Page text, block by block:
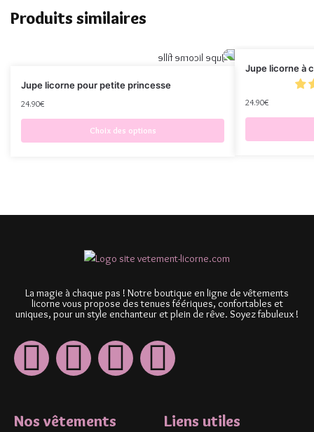
Produits similaires
Jupe licorne pour petite princesse
24.90€
Choix des options
Jupe licorne à
24.90€
La magie à chaque pas ! Notre boutique en ligne de vêtements
licorne vous propose des tenues féériques, confortables et
uniques, pour un style enchanteur et plein de rêve. Soyez fabuleux !
Nos vêtements Liens utiles